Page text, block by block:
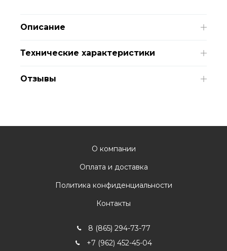
Описание
Технические характеристики
Отзывы
О компании
Оплата и доставка
Политика конфиденциальности
Контакты
8 (865) 294-73-77
+7 (962) 452-45-04